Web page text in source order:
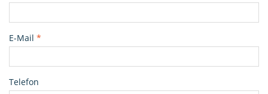
E-Mail *
Telefon